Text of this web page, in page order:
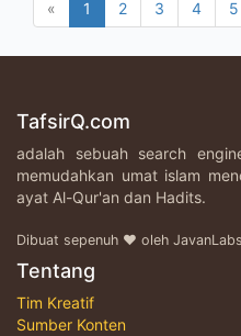
« 1 2 3 4 5
TafsirQ.com
adalah sebuah search
memudahkan umat islam
ayat Al-Qur'an dan Hadits.
Dibuat sepenuh ♥ oleh
Tentang
Tim Kreatif
Sumber Konten